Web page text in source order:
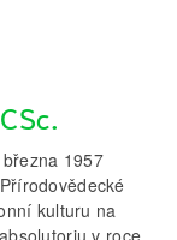
1957
kulturu na
v roce